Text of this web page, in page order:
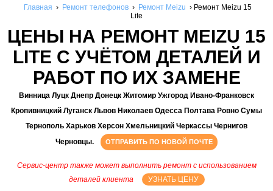
Главная › Ремонт телефонов › Ремонт Meizu › Ремонт Meizu 15
Lite
ЦЕНЫ НА РЕМОНТ MEIZU 15
LITE С УЧЁТОМ ДЕТАЛЕЙ И
РАБОТ ПО ИХ ЗАМЕНЕ
Винница Луцк Днепр Донецк Житомир Ужгород Ивано-Франковск
Кропивницкий Луганск Львов Николаев Одесса Полтава Ровно Сумы
Тернополь Харьков Херсон Хмельницкий Черкассы Чернигов
Черновцы.
ОТПРАВИТЬ ПО НОВОЙ ПОЧТЕ
Сервис-центр также может выполнить ремонт с использованием
деталей клиента
УЗНАТЬ ЦЕНУ